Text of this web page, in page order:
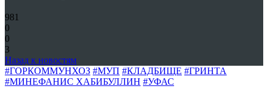
981
0
0
3
Назад к новостям
#ГОРКОММУНХОЗ #МУП #КЛАДБИЩЕ #ГРИНТА
#МИНЕФАНИС ХАБИБУЛЛИН #УФАС